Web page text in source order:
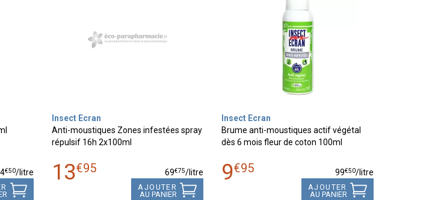
€50/litre
Insect Ecran
Anti-moustiques Zones infestées spray
répulsif 16h 2x100ml
13€95 69€75/litre
AJOUTER
AU PANIER
Insect Ecran
Brume anti-moustiques actif végétal
dès 6 mois fleur de coton 100ml
9€95 99€50/litre
AJOUTER
AU PANIER